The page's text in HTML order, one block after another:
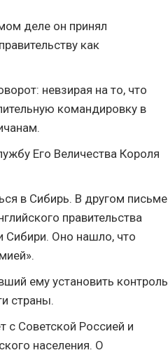
деле он принял
как
невзирая на то, что
командировку в
Его Величества Короля
в Сибирь. В другом письме
правительства
Сибири. Оно нашло, что
ему установить контроль
страны.
Советской Россией и
населения. О